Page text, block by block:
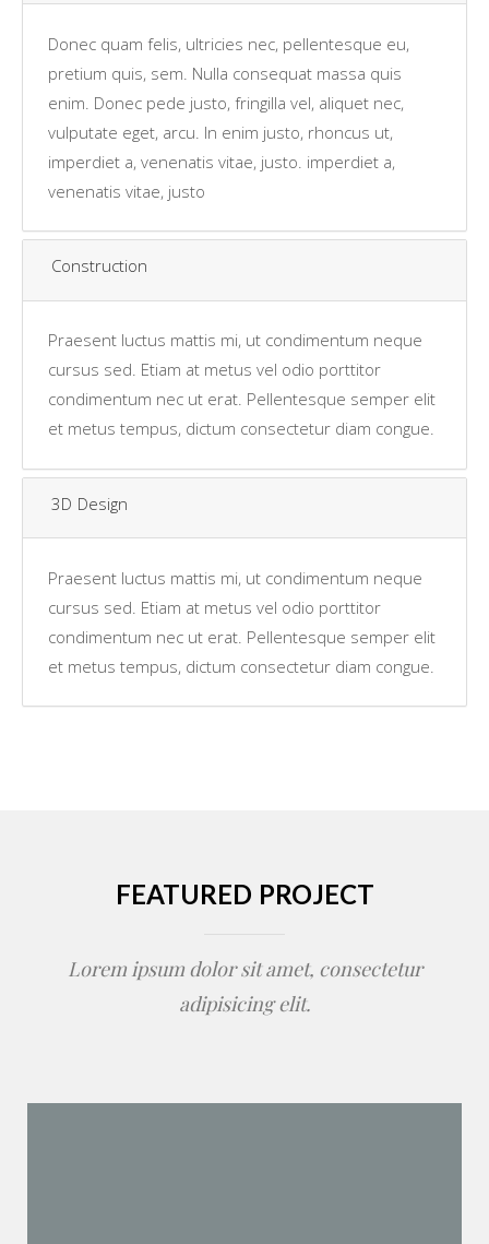
Donec quam felis, ultricies nec, pellentesque eu,
pretium quis, sem. Nulla consequat massa quis
enim. Donec pede justo, fringilla vel, aliquet nec,
vulputate eget, arcu. In enim justo, rhoncus ut,
imperdiet a, venenatis vitae, justo. imperdiet a,
venenatis vitae, justo
Construction
Praesent luctus mattis mi, ut condimentum neque
cursus sed. Etiam at metus vel odio porttitor
condimentum nec ut erat. Pellentesque semper elit
et metus tempus, dictum consectetur diam congue.
3D Design
Praesent luctus mattis mi, ut condimentum neque
cursus sed. Etiam at metus vel odio porttitor
condimentum nec ut erat. Pellentesque semper elit
et metus tempus, dictum consectetur diam congue.
FEATURED PROJECT
Lorem ipsum dolor sit amet, consectetur
adipisicing elit.